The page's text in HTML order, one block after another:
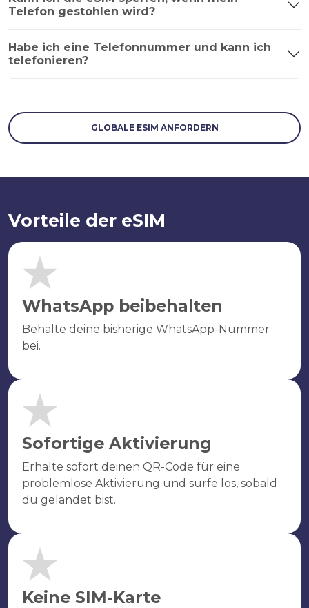
Telefon gestohlen wird?
Habe ich eine Telefonnummer und kann ich
telefonieren?
GLOBALE ESIM ANFORDERN
Vorteile der eSIM
WhatsApp beibehalten
Behalte deine bisherige WhatsApp-Nummer
bei.
Sofortige Aktivierung
Erhalte sofort deinen QR-Code für eine
problemlose Aktivierung und surfe los, sobald
du gelandet bist.
Keine SIM-Karte